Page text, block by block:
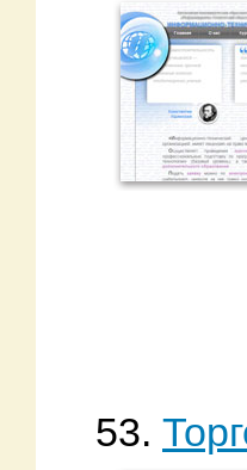
53.